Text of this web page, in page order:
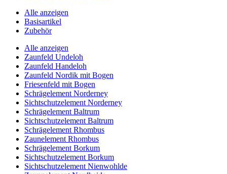
Alle anzeigen
Basisartikel
Zubehör
Alle anzeigen
Zaunfeld Undeloh
Zaunfeld Handeloh
Zaunfeld Nordik mit Bogen
Friesenfeld mit Bogen
Schrägelement Norderney
Sichtschutzelement Norderney
Schrägelement Baltrum
Sichtschutzelement Baltrum
Schrägelement Rhombus
Zaunelement Rhombus
Schrägelement Borkum
Sichtschutzelement Borkum
Sichtschutzelement Nienwohlde